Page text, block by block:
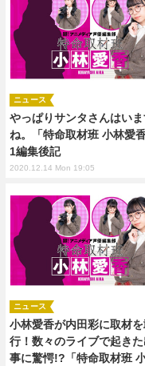
やっぱりサンタさんはい
ね。「特命取材班 小林愛
1編集後記
ニュース
2020.12.14 Mon 19:05
小林愛香が内田彩に取材
行！数々のライブで起き
事に驚愕!?「特命取材班
ニュース